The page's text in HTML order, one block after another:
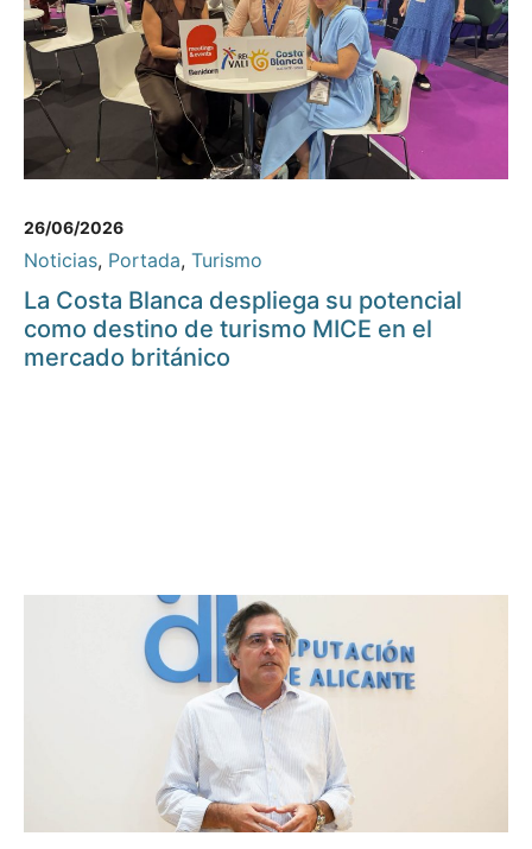
26/06/2026
Noticias, Portada, Turismo
La Costa Blanca despliega su potencial
como destino de turismo MICE en el
mercado británico